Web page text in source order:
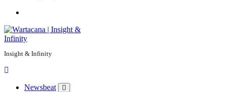
Insight & Infinity
Newsbeat